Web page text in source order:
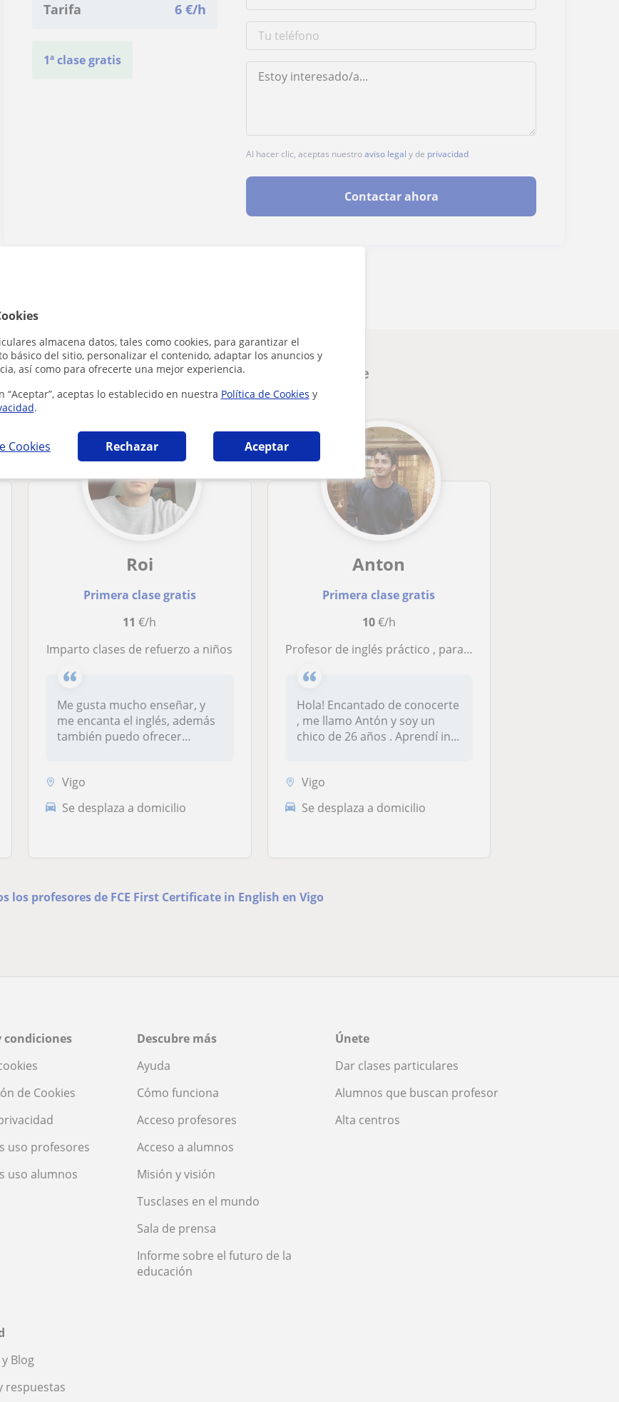
almacena datos, tales como cookies, para garantizar el
básico del sitio, personalizar el contenido, adaptar los anuncios y
así como para ofrecerte una mejor experiencia.
“Aceptar”, aceptas lo establecido en nuestra Política de Cookies y
.
Cookies Rechazar Aceptar
Tarifa 6 €/h
1ª clase gratis
Al hacer clic, aceptas nuestroaviso legal y de privacidad
Contactar ahora
in English en Vigo que pueden interesarte
Roi
Primera clase gratis
11 €/h
imparto clases de refuerzo a niños
Me gusta mucho enseñar, y
me encanta el inglés, además
también puedo ofrecer
Vigo
Se desplaza a domicilio
Anton
Primera clase gratis
10€/h
Profesor de inglés práctico , para el día a día y fácil de entender y progresar !
Hola! Encantado de conocerte
, me llamo Antón y soy un
chico de 26 años . Aprendí in...
Vigo
Se desplaza a domicilio
los profesores de FCE First Certificate in English en Vigo
condiciones
de Cookies
uso profesores
uso alumnos
Descubre más
Ayuda
Cómo funciona
Acceso profesores
Acceso a alumnos
Misión y visión
Tusclases en el mundo
Sala de prensa
Informe sobre el futuro de la
educación
Únete
Dar clases particulares
Alumnos que buscan profesor
Alta centros
Blog
respuestas